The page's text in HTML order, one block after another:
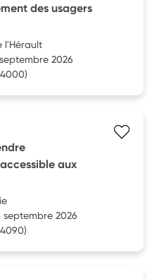
des usagers
l'Hérault
2026
aux
septembre 2026